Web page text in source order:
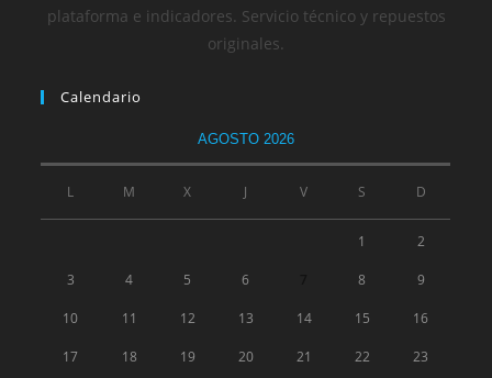
plataforma e indicadores. Servicio técnico y repuestos
originales.
Calendario
AGOSTO 2026
L M X J V S D
1 2
3 4 5 6 8 9
10 11 12 13 14 15 16
17 18 19 20 21 22 23